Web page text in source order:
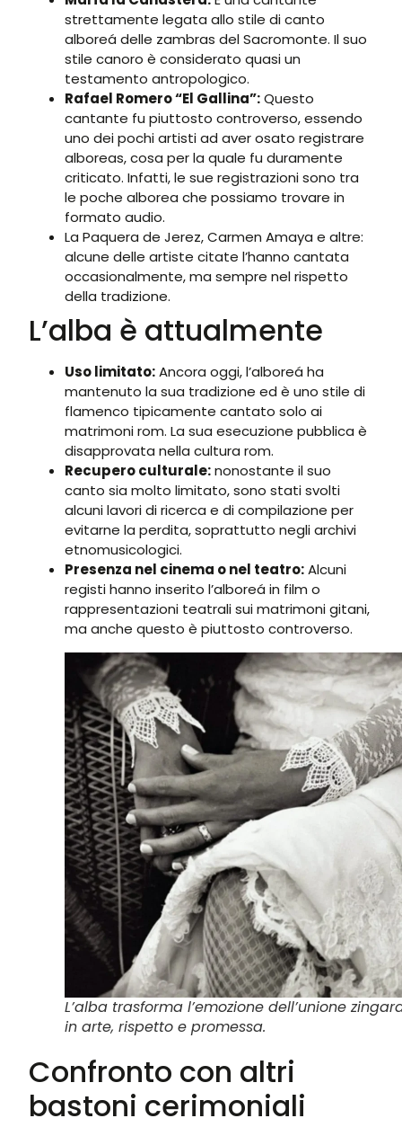
strettamente legata allo stile di canto
alboreá delle zambras del Sacromonte. Il suo
stile canoro è considerato quasi un
testamento antropologico.
Rafael Romero “El Gallina”:Questo
cantante fu piuttosto controverso, essendo
uno dei pochi artisti ad aver osato registrare
alboreas, cosa per la quale fu duramente
criticato. Infatti, le sue registrazioni sono tra
le poche alborea che possiamo trovare in
formato audio.
La Paquera de Jerez, Carmen Amaya e altre:
alcune delle artiste citate l’hanno cantata
occasionalmente, ma sempre nel rispetto
della tradizione.
L’alba è attualmente
Uso limitato:Ancora oggi, l’alboreá ha
mantenuto la sua tradizione ed è uno stile di
flamenco tipicamente cantato solo ai
matrimoni rom. La sua esecuzione pubblica è
disapprovata nella cultura rom.
Recupero culturale:nonostante il suo
canto sia molto limitato, sono stati svolti
alcuni lavori di ricerca e di compilazione per
evitarne la perdita, soprattutto negli archivi
etnomusicologici.
Presenza nel cinema o nel teatro:Alcuni
registi hanno inserito l’alboreá in film o
rappresentazioni teatrali sui matrimoni gitani,
ma anche questo è piuttosto controverso.
L’alba trasforma l’emozione dell’unione
in arte, rispetto e promessa.
Confronto con altri
bastoni cerimoniali